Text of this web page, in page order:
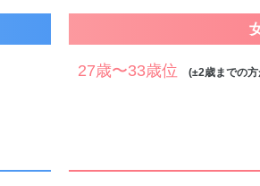
27歳〜33歳位 (±2歳までの方